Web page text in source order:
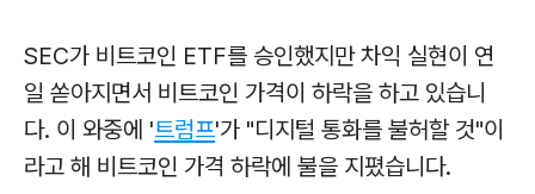
SEC가 비트코인 ETF를 승인했지만 차익 실현이 연
일 쏟아지면서 비트코인 가격이 하락을 하고 있습니
다. 이 와중에 '트럼프'가 "디지털 통화를 불허할 것"이
라고 해 비트코인 가격 하락에 불을 지폈습니다.